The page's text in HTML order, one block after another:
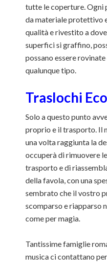
tutte le coperture. Ogni
da materiale protettivo
qualità e rivestito a
superfici si graffino,
possano essere
qualunque tipo.
Traslochi
Solo a questo punto
proprio e il trasporto. Il
una volta raggiunta la
occuperà di rimuovere
trasporto e di
della favola, con una
sembrato che il vostro
scomparso e riapparso
come per magia.
Tantissime famiglie
musica ci contattano